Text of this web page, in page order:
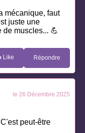
mécanique, faut
juste une
muscles... 💪
Like Répondre
le 26 Décembre 2025
peut-être